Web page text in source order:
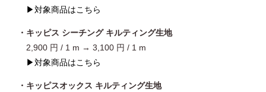
▶対象商品はこちら
・キッピス シーチング キルティング生地
2,900 円 / 1 m → 3,100 円 / 1 m
▶対象商品はこちら
・キッピスオックス キルティング生地